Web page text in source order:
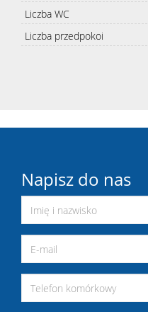
Liczba WC
Liczba przedpokoi
Napisz do nas